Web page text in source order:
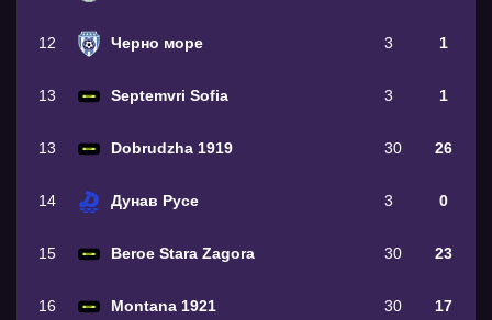
12 Черно море 3 1
13 Septemvri Sofia 3 1
13 Dobrudzha 1919 30 26
14 Дунав Русе 3 0
15 Beroe Stara Zagora 30 23
16 Montana 1921 30 17